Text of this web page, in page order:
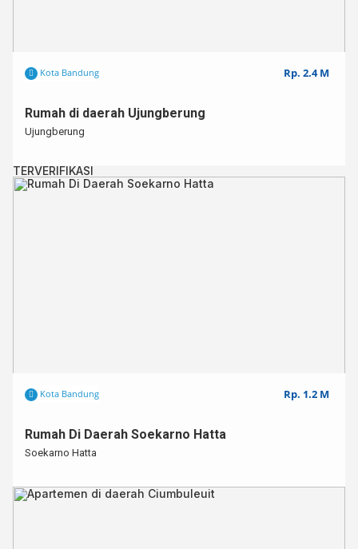
Kota Bandung Rp. 2.4 M
Rumah di daerah Ujungberung
Ujungberung
TERVERIFIKASI
Kota Bandung Rp. 1.2 M
Rumah Di Daerah Soekarno Hatta
Soekarno Hatta